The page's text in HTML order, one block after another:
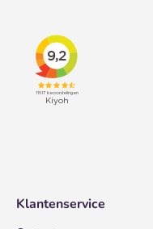
Klantenservice